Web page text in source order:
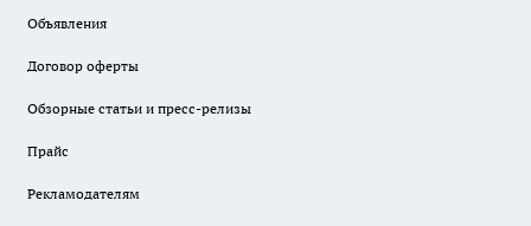
Объявления
Договор оферты
Обзорные статьи и пресс-релизы
Прайс
Рекламодателям